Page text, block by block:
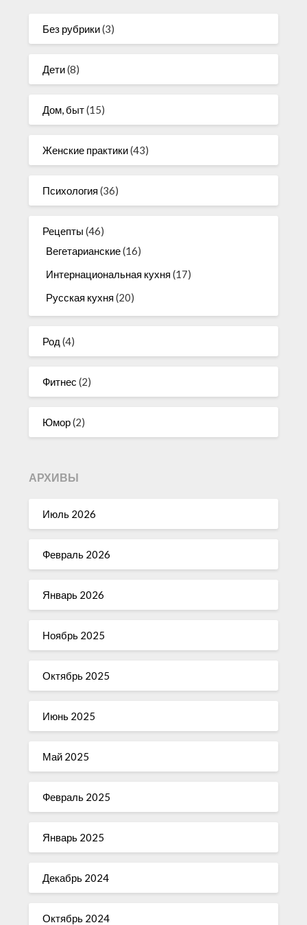
Без рубрики(3)
Дети(8)
Дом, быт(15)
Женские практики(43)
Психология (36)
Рецепты (46)
Вегетарианские(16)
Интернациональная кухня (17)
Русская кухня (20)
Род (4)
Фитнес (2)
Юмор(2)
АРХИВЫ
Июль 2026
Февраль 2026
Январь 2026
Ноябрь 2025
Октябрь 2025
Июнь 2025
Май 2025
Февраль 2025
Январь 2025
Декабрь 2024
Октябрь 2024